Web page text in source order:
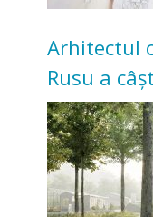
Arhitectul
Rusu a